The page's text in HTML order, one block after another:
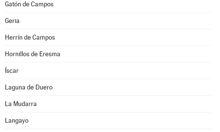
Gatón de Campos
Geria
Herrín de Campos
Hornillos de Eresma
Íscar
Laguna de Duero
La Mudarra
Langayo